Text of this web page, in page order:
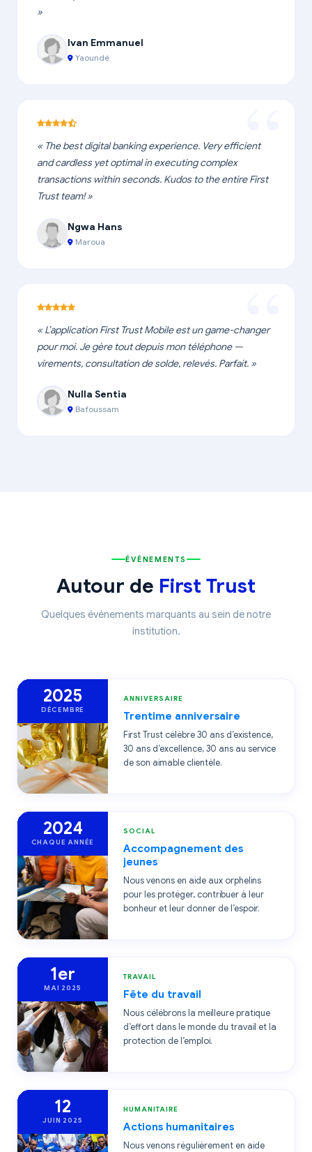
»
Ivan Emmanuel
Yaoundé
« The best digital banking experience. Very efficient
and cardless yet optimal in executing complex
transactions within seconds. Kudos to the entire First
Trust team! »
Ngwa Hans
Maroua
« L’application First Trust Mobile est un game-changer
pour moi. Je gère tout depuis mon téléphone —
virements, consultation de solde, relevés. Parfait. »
Nulla Sentia
Bafoussam
ÉVÉNEMENTS
Autour de First Trust
Quelques événements marquants au sein de notre
institution.
2025
DÉCEMBRE
ANNIVERSAIRE
Trentime anniversaire
First Trust célèbre 30 ans d’existence,
30 ans d’excellence, 30 ans au service
de son aimable clientèle.
2024
CHAQUE ANNÉE
SOCIAL
Accompagnement des
jeunes
Nous venons en aide aux orphelins
pour les protéger, contribuer à leur
bonheur et leur donner de l’espoir.
1er
MAI 2025
TRAVAIL
Fête du travail
Nous célébrons la meilleure pratique
d’effort dans le monde du travail et la
protection de l’emploi.
12
JUIN 2025
HUMANITAIRE
Actions humanitaires
Nous venons régulièrement en aide